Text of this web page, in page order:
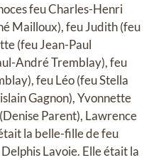
feu Charles-Henri
Mailloux), feu Judith (feu
(feu Jean-Paul
André Tremblay), feu
feu Léo (feu Stella
Gagnon), Yvonnette
Parent), Lawrence
la belle-fille de feu
Lavoie. Elle était la